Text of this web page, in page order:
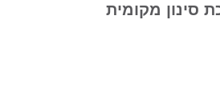
סינון מקומית